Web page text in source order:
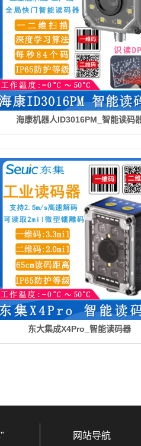
海康机器人ID3016PM_智能读码
东大集成X4Pro_智能读码器
网站导航